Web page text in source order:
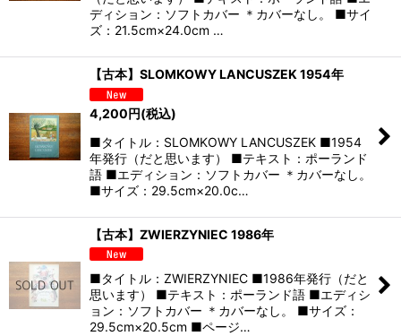
ディション：ソフトカバー ＊カバーなし。 ■サイ
ズ：21.5cm×24.0cm …
【古本】SLOMKOWY LANCUSZEK 1954年
4,200円(税込)
■タイトル：SLOMKOWY LANCUSZEK ■1954
年発行（だと思います） ■テキスト：ポーランド
語 ■エディション：ソフトカバー ＊カバーなし。
■サイズ：29.5cm×20.0c…
【古本】ZWIERZYNIEC 1986年
■タイトル：ZWIERZYNIEC ■1986年発行（だと
思います） ■テキスト：ポーランド語 ■エディシ
ョン：ソフトカバー ＊カバーなし。 ■サイズ：
29.5cm×20.5cm ■ページ…